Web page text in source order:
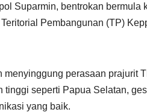
Suparmin, bentrokan bermula
Pembangunan (TP)
perasaan prajurit
seperti Papua Selatan,
yang baik.